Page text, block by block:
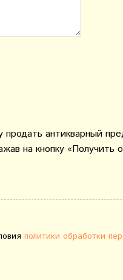
антикварный
на кнопку «Получить
политики обработки